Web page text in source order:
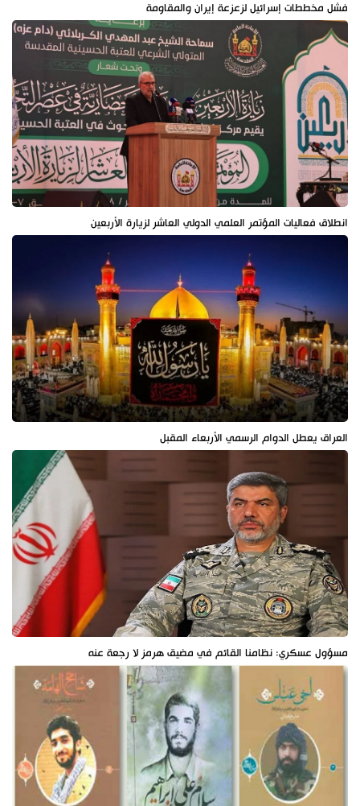
فشل مخططات إسرائيل لزعزعة إيران والمقاومة
انطلاق فعاليات المؤتمر العلمي الدولي العاشر لزيارة الأربعين
العراق يعطل الدوام الرسمي الأربعاء المقبل
مسؤول عسكري: نظامنا القائم في مضيق هرمز لا رجعة عنه